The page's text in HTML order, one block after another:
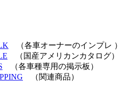
（各車オーナーのインプレ ）
（国産アメリカンカタログ）
（各車種専用の掲示板）
（関連商品）